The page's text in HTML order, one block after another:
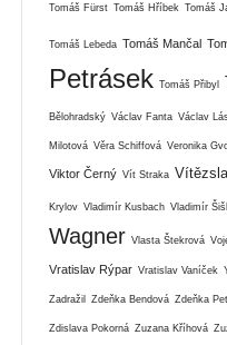
Tomáš Fürst Tomáš Hříbek Tomáš
Tomáš Lebeda Tomáš Mančal
Petrásek Tomáš Přibyl
Bělohradský Václav Fanta Václav
Milotová Věra Schiffová Veronika
Viktor Černý Vít Straka
Krylov Vladimír Kusbach Vladimír
Wagner Vlasta Štekrová
Vratislav Rýpar Vratislav Vaníček
Zadražil Zdeňka Bendová Zdeňka
Zdislava Pokorná Zuzana Kříhová